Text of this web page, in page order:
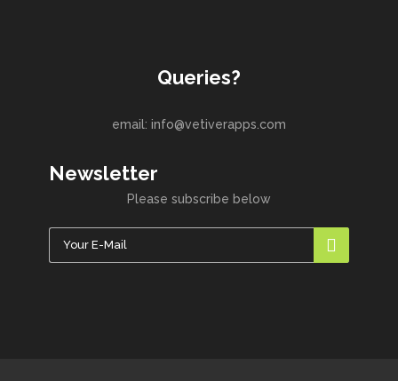
Queries?
email: info@vetiverapps.com
Newsletter
Please subscribe below